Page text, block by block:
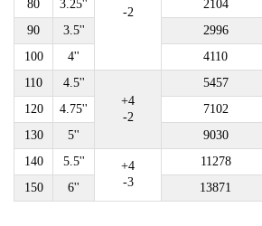
-2
80
3.25'' 2104
90
3.5'' 2996
100
4'' 4110
110
4.5''
+4
-2
5457
120
4.75'' 7102
130
5'' 9030
140
5.5''
+4
-3
11278
150
6'' 13871